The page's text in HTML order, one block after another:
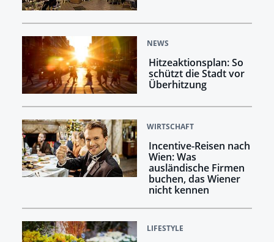
NEWS
Hitzeaktionsplan: So
schützt die Stadt vor
Überhitzung
WIRTSCHAFT
Incentive-Reisen nach
Wien: Was
ausländische Firmen
buchen, das Wiener
nicht kennen
LIFESTYLE